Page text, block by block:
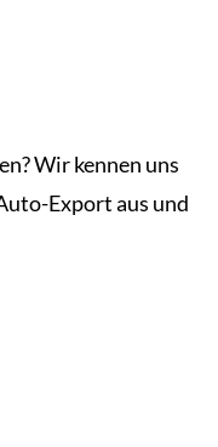
Wir kennen uns
Export aus und